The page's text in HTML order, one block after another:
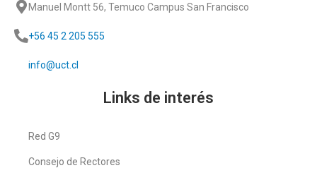
Manuel Montt 56, Temuco Campus San Francisco
+56 45 2 205 555
info@uct.cl
Links de interés
Red G9
Consejo de Rectores